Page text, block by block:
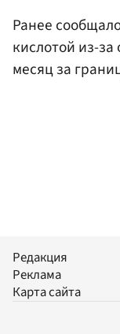
Ранее
кислотой из-за
месяц за
Редакция
Реклама
Карта сайта